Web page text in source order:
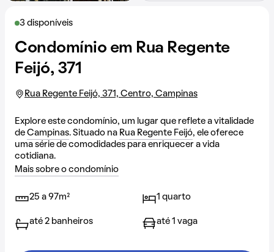
3 disponíveis
Condomínio em Rua Regente
Feijó, 371
Rua Regente Feijó, 371, Centro, Campinas
Explore este condomínio, um lugar que reflete a vitalidade
de Campinas. Situado na Rua Regente Feijó, ele oferece
uma série de comodidades para enriquecer a vida
cotidiana.
Mais sobre o condomínio
25 a 97m² 1 quarto
até 2 banheiros até 1 vaga